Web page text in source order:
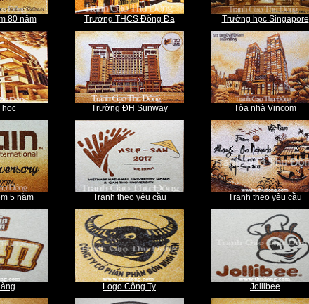
80 năm Trường THCS Đống Đa Trường học Singapore
học Trường ĐH Sunway Tòa nhà Vincom
5 năm Tranh theo yêu cầu Tranh theo yêu cầu
Logo Công Ty Jollibee